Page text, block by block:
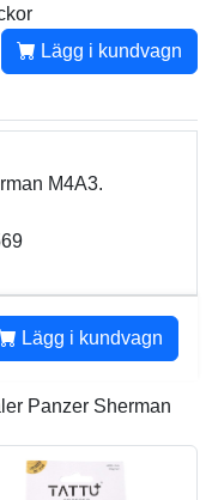
Lägg i kundvagn
M4A3.
Lägg i kundvagn
Panzer Sherman